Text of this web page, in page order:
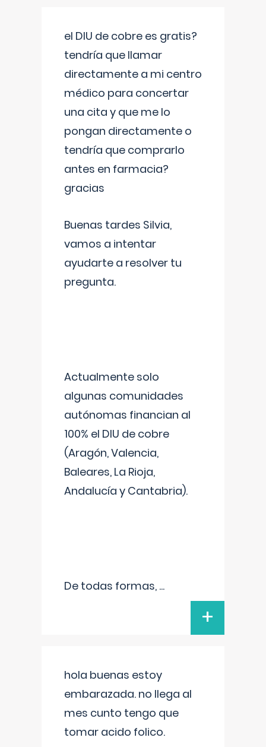
el DIU de cobre es gratis?
tendría que llamar
directamente a mi centro
médico para concertar
una cita y que me lo
pongan directamente o
tendría que comprarlo
antes en farmacia?
gracias
Buenas tardes Silvia,
vamos a intentar
ayudarte a resolver tu
pregunta.
Actualmente solo
algunas comunidades
autónomas financian al
100% el DIU de cobre
(Aragón, Valencia,
Baleares, La Rioja,
Andalucía y Cantabria).
De todas formas, ...
+
hola buenas estoy
embarazada. no llega al
mes cunto tengo que
tomar acido folico.